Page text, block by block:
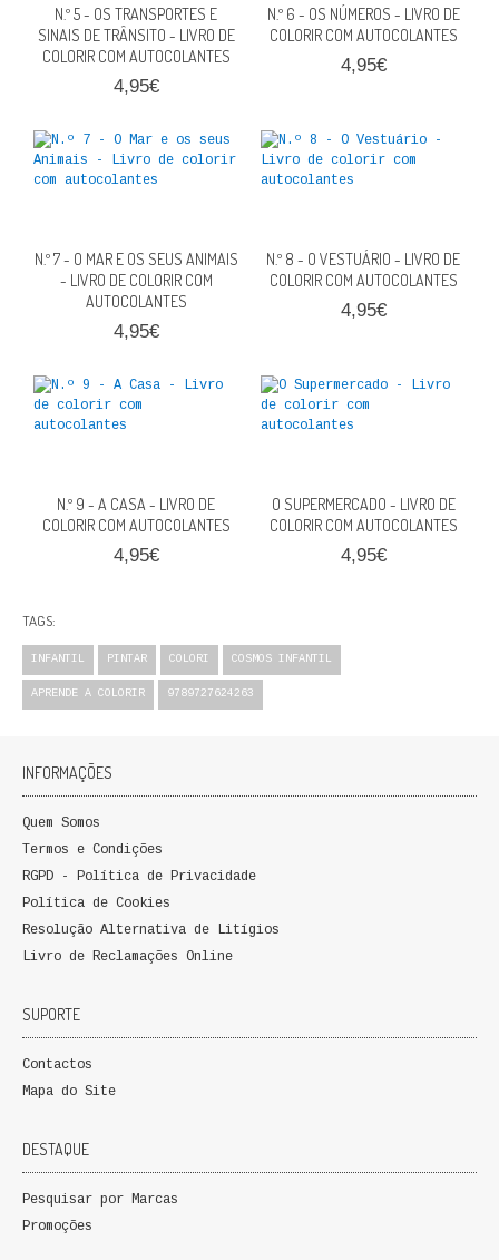
N.º 5 - OS TRANSPORTES E
SINAIS DE TRÂNSITO - LIVRO DE
COLORIR COM AUTOCOLANTES
4,95€
N.º 6 - OS NÚMEROS - LIVRO DE
COLORIR COM AUTOCOLANTES
4,95€
N.º 7 - O MAR E OS SEUS ANIMAIS
- LIVRO DE COLORIR COM
AUTOCOLANTES
4,95€
N.º 8 - O VESTUÁRIO - LIVRO DE
COLORIR COM AUTOCOLANTES
4,95€
N.º 9 - A CASA - LIVRO DE
COLORIR COM AUTOCOLANTES
4,95€
O SUPERMERCADO - LIVRO DE
COLORIR COM AUTOCOLANTES
4,95€
TAGS:
INFANTIL PINTAR COLORI COSMOS INFANTIL
APRENDE A COLORIR 9789727624263
INFORMAÇÕES
Quem Somos
Termos e Condições
RGPD - Política de Privacidade
Política de Cookies
Resolução Alternativa de Litígios
Livro de Reclamações Online
SUPORTE
Contactos
Mapa do Site
DESTAQUE
Pesquisar por Marcas
Promoções